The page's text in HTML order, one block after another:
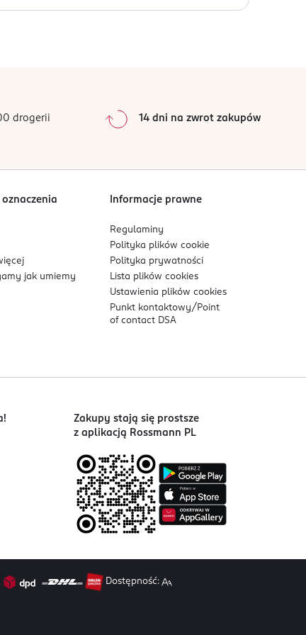
0%
Sortowanie wgdata: od najnowszej
drogerii 14 dni na zwrot zakupów
oznaczenia
jak umiemy
Informacje prawne
Regulaminy
Polityka plikówcookie
Polityka prywatności
Lista plikówcookies
Ustawienia plikówcookies
Punkt kontaktowy/ Point
of contact DSA
Zakupy stają się prostsze
z aplikacją Rossmann PL
Dostępność: